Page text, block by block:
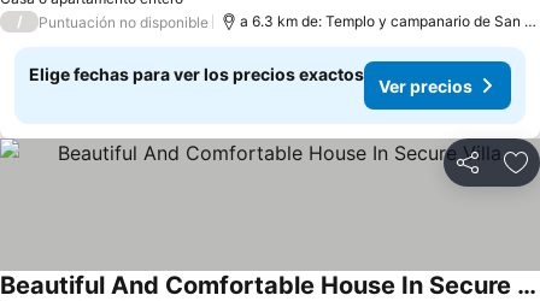
/
Puntuación no disponible a 6.3 km de: Templo y campanario de San Francisco de Asís
Elige fechas para ver los precios exactos
Ver precios
Compartir
Beautiful And Comfortable House In Secure Villa